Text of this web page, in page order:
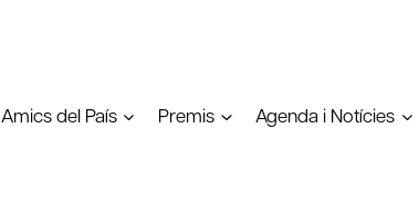
Amics del País Premis Agenda i Notícies